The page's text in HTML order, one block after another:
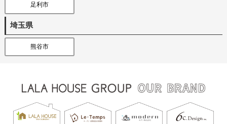
足利市
埼玉県
熊谷市